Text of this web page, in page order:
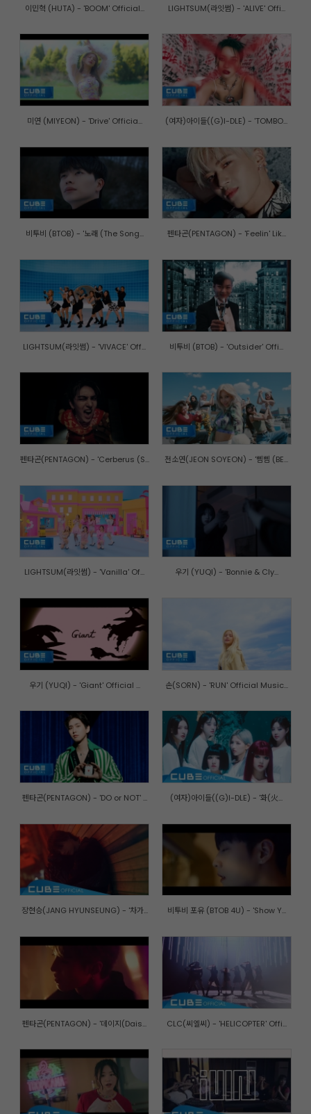
이민혁 (HUTA) - 'BOOM' Official... LIGHTSUM(라잇썸) - 'ALIVE' Offi...
미연 (MIYEON) - 'Drive' Officia... (여자)아이들((G)I-DLE) - 'TOMBO...
비투비 (BTOB) - '노래 (The Song... 펜타곤(PENTAGON) - 'Feelin' Lik...
LIGHTSUM(라잇썸) - 'VIVACE' Off... 비투비 (BTOB) - 'Outsider' Offi...
펜타곤(PENTAGON) - 'Cerberus (S... 전소연(JEON SOYEON) - '삠삠 (BE...
LIGHTSUM(라잇썸) - 'Vanilla' Of... 우기 (YUQI) - 'Bonnie & Cly...
우기 (YUQI) - 'Giant' Official ... 손(SORN) - 'RUN' Official Music...
펜타곤(PENTAGON) - 'DO or NOT' ... (여자)아이들((G)I-DLE) - '화(火...
장현승(JANG HYUNSEUNG) - '차가... 비투비 포유 (BTOB 4U) - 'Show Y...
펜타곤(PENTAGON) - '데이지(Dais... CLC(씨엘씨) - 'HELICOPTER' Offi...